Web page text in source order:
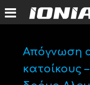
Απόγνωση
κατοίκους